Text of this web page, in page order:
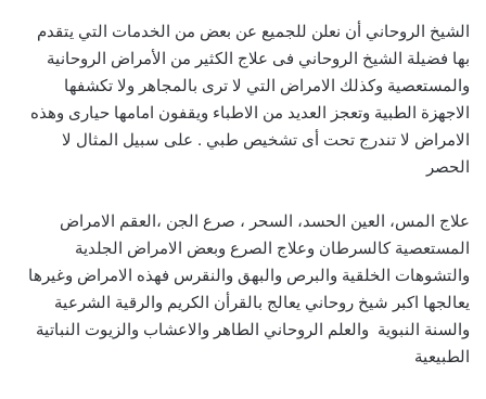
الشيخ الروحاني أن نعلن للجميع عن بعض من الخدمات التي يتقدم
بها فضيلة الشيخ الروحاني فى علاج الكثير من الأمراض الروحانية
والمستعصية وكذلك الامراض التي لا ترى بالمجاهر ولا تكشفها
الاجهزة الطبية وتعجز العديد من الاطباء ويقفون امامها حيارى وهذه
الامراض لا تندرج تحت أى تشخيص طبي . على سبيل المثال لا
الحصر
علاج المس، العين الحسد، السحر ، صرع الجن ،العقم الامراض
المستعصية كالسرطان وعلاج الصرع وبعض الامراض الجلدية
والتشوهات الخلقية والبرص والبهق والنقرس فهذه الامراض وغيرها
يعالجها اكبر شيخ روحاني يعالج بالقرأن الكريم والرقية الشرعية
والسنة النبوية والعلم الروحاني الطاهر والاعشاب والزيوت النباتية
الطبيعية